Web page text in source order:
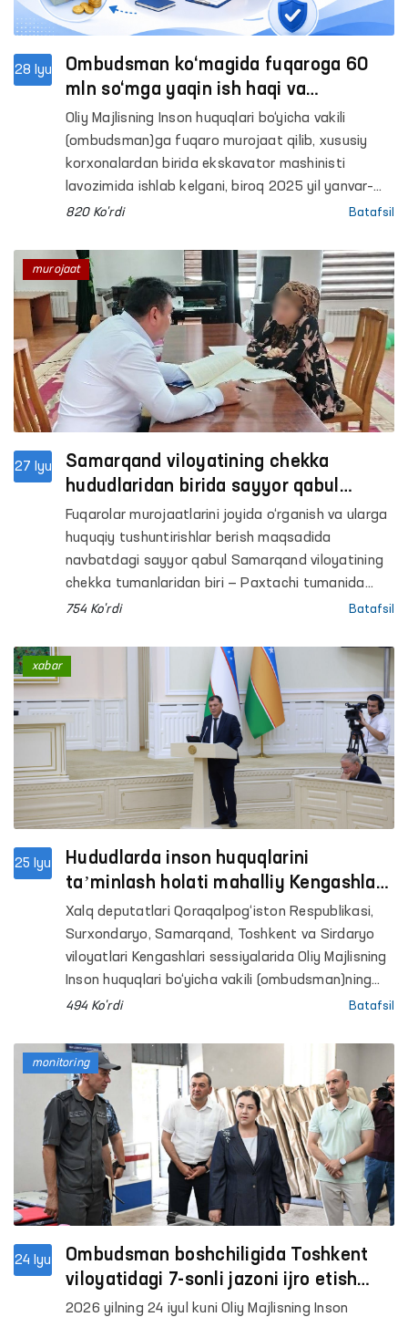
28 Iyu
Ombudsman ko‘magida fuqaroga 60
mln so‘mga yaqin ish haqi va
kompensatsiya undirildi
Oliy Majlisning Inson huquqlari bo‘yicha vakili
(ombudsman)ga fuqaro murojaat qilib, xususiy
korxonalardan birida ekskavator mashinisti
lavozimida ishlab kelgani, biroq 2025 yil yanvar–
may oylari uchun ish haqi va mehnat shartnomasi
kitob mablag‘lari to‘lab berilmayotganidan
norozilik bildirdi.
820 Ko'rdi Batafsil
27 Iyu
Samarqand viloyatining chekka
hududlaridan birida sayyor qabul
o‘tkazildi
Fuqarolar murojaatlarini joyida o‘rganish va ularga
huquqiy tushuntirishlar berish maqsadida
navbatdagi sayyor qabul Samarqand viloyatining
chekka tumanlaridan biri — Paxtachi tumanida
o‘tkazildi.
754 Ko'rdi Batafsil
murojaat
25 Iyu
Hududlarda inson huquqlarini
taʼminlash holati mahalliy Kengashlar
sessiyalarida muhokama qilindi
Xalq deputatlari Qoraqalpog‘iston Respublikasi,
Surxondaryo, Samarqand, Toshkent va Sirdaryo
viloyatlari Kengashlari sessiyalarida Oliy Majlisning
Inson huquqlari bo‘yicha vakili (ombudsman)ning
tegishli mintaqaviy vakillari tomonidan hududlarda
manfaatlarini himoya qilish holati yuzasidan
maʼruzalar taqdim etildi.
494 Ko'rdi Batafsil
xabar
24 Iyu
Ombudsman boshchiligida Toshkent
viloyatidagi 7-sonli jazoni ijro etish
koloniyasida monitoring o‘tkazildi
2026 yilning 24 iyul kuni Oliy Majlisning Inson
monitoring